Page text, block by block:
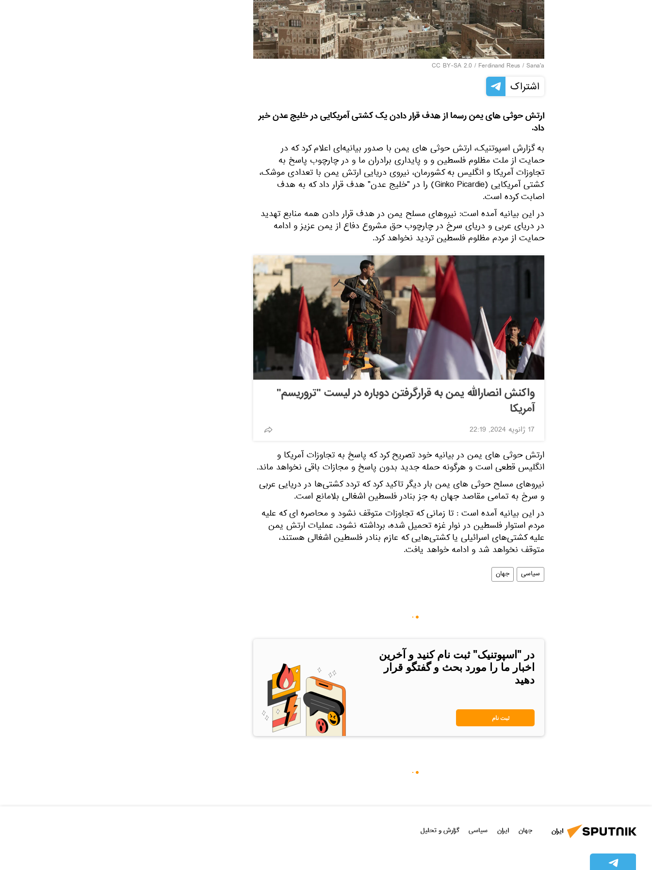
CC BY-SA 2.0 / Ferdinand Reus / Sana'a
اشتراک
ارتش حوثی های یمن رسما از هدف قرار دادن یک کشتی آمریکایی در خلیج عدن خبر
داد.
به گزارش اسپوتنیک، ارتش حوثی های یمن با صدور بیانیه‌ای اعلام کرد که در
حمایت از ملت مظلوم فلسطین و و پایداری برادران ما و در چارچوب پاسخ به
تجاوزات آمریکا و انگلیس به کشورمان، نیروی دریایی ارتش یمن با تعدادی موشک،
کشتی آمریکایی (Ginko Picardie) را در "خلیج عدن" هدف قرار داد که به هدف
اصابت کرده است.
در این بیانیه آمده است: نیروهای مسلح یمن در هدف قرار دادن همه منابع تهدید
در دریای عربی و دریای سرخ در چارچوب حق مشروع دفاع از یمن عزیز و ادامه
حمایت از مردم مظلوم فلسطین تردید نخواهد کرد.
واکنش انصارالله یمن به قرارگرفتن دوباره در لیست "تروریسم"
آمریکا
17 ژانویه 2024, 22:19
ارتش حوثی های یمن در بیانیه خود تصریح کرد که پاسخ به تجاوزات آمریکا و
انگلیس قطعی است و هرگونه حمله جدید بدون پاسخ و مجازات باقی نخواهد ماند.
نیروهای مسلح حوثی های یمن بار دیگر تاکید کرد که تردد کشتی‌ها در دریایی عربی
و سرخ به تمامی مقاصد جهان به جز بنادر فلسطین اشغالی بلامانع است.
در این بیانیه آمده است : تا زمانی که تجاوزات متوقف نشود و محاصره ای که علیه
مردم استوار فلسطین در نوار غزه تحمیل شده، برداشته نشود، عملیات ارتش یمن
علیه کشتی‌های اسرائیلی یا کشتی‌هایی که عازم بنادر فلسطین اشغالی هستند،
متوقف نخواهد شد و ادامه خواهد یافت.
سیاسی جهان
در "اسپوتنیک" ثبت نام کنید و آخرین
اخبار ما را مورد بحث و گفتگو قرار
دهید
ثبت نام
ایران جهان ایران سیاسی گزارش و تحلیل